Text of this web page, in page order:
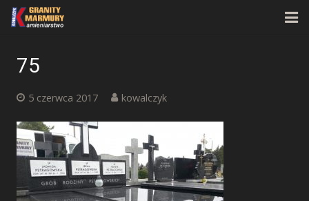
Realizacje
Kontakt
75
5 czerwca 2017 kowalczyk